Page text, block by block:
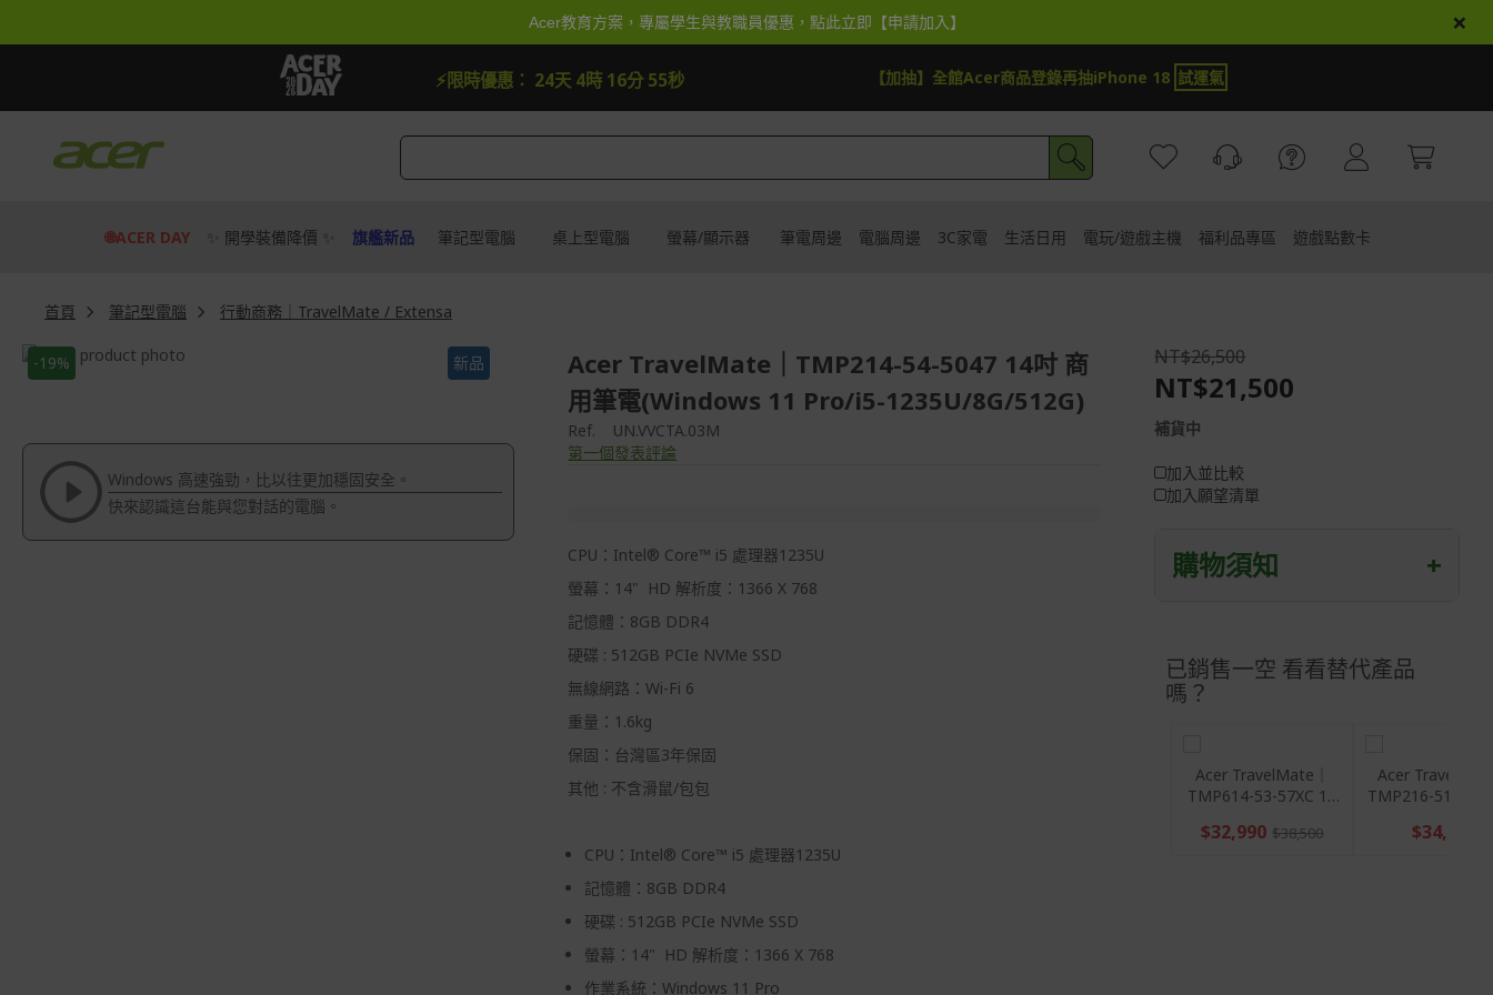
Acer教育方案，專屬學生與教職員優惠，點此立即【申請加入】 ×
⚡限時優惠： 24天 4時 16分 54秒
【加贈】指定筆電贈延長保固一年去逛逛 【加抽】全館Acer商品登錄再抽iPhone 18 試運氣
🌐ACER DAY ✨ 開學裝備降價 ✨ 旗艦新品 筆記型電腦 桌上型電腦 螢幕/顯示器 筆電周邊 電腦周邊 3C家電 生活日用 電玩/遊戲主機 福利品專區 遊戲點數卡
首頁 筆記型電腦
行動商務｜TravelMate / Extensa
Skip
to
of
images
gallery
新品
-19%
Skip
beginning
the
images
gallery
Windows 高速強勁，比以往更加穩固安全。
快來認識這台能與您對話的電腦。
Acer TravelMate｜TMP214-54-5047 14吋 商
用筆電(Windows 11 Pro/i5-1235U/8G/512G)
Ref.
UN.VVCTA.03M
第一個發表評論
CPU：Intel® Core™ i5 處理器1235U
螢幕：14" HD 解析度：1366 X 768
記憶體：8GB DDR4
硬碟 : 512GB PCIe NVMe SSD
無線網路：Wi-Fi 6
重量：1.6kg
保固：台灣區3年保固
其他 : 不含滑鼠/包包
CPU：Intel® Core™ i5 處理器1235U
記憶體：8GB DDR4
硬碟 : 512GB PCIe NVMe SSD
螢幕：14" HD 解析度：1366 X 768
作業系統：Windows 11 Pro
NT$26,500
NT$21,500
補貨中
加入並比較
加入願望清單
購物須知 +
本網站消費者享有商品到貨七天鑑賞期
之權益(鑑賞期並非試用期)。
理。
退回之商品必須是全新狀態且完整包裝
(含商品、附件、包裝、紙箱及所有附隨
已銷售一空 看看替代產品
嗎？
Acer TravelMate｜
TMP216-51-G2-58G1
(Windows 11 Pro/C5-
$34,500
Acer
TMP214-55-G2-
(Windows 11
$34,500